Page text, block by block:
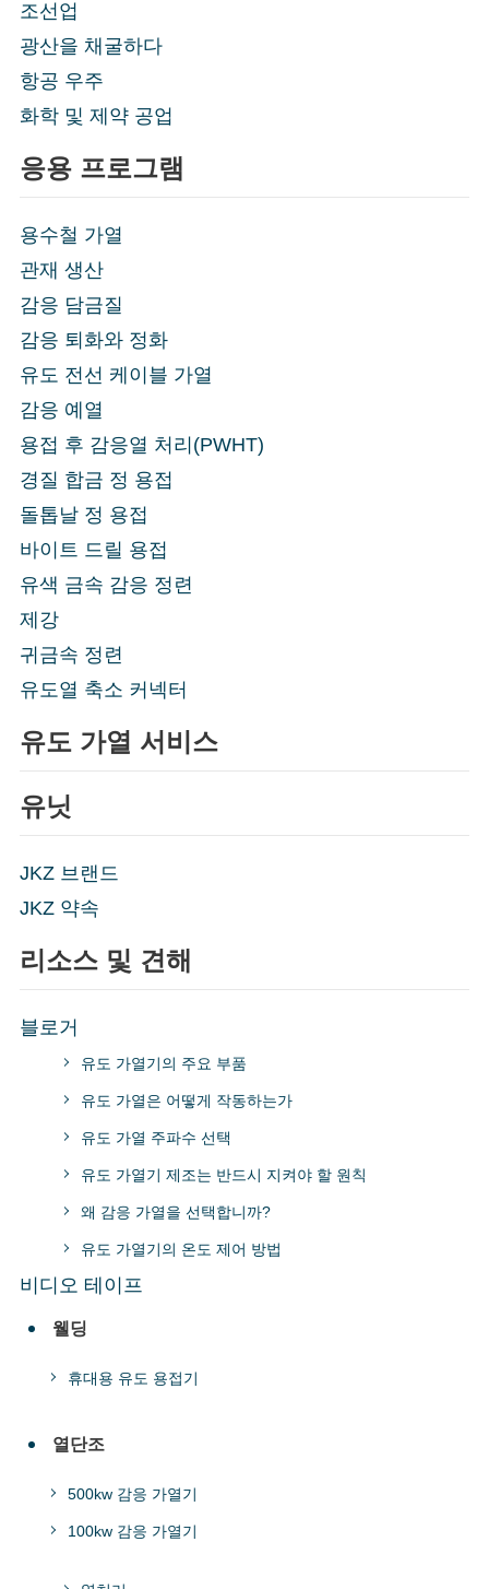
조선업
광산을 채굴하다
항공 우주
화학 및 제약 공업
응용 프로그램
용수철 가열
관재 생산
감응 담금질
감응 퇴화와 정화
유도 전선 케이블 가열
감응 예열
용접 후 감응열 처리(PWHT)
경질 합금 정 용접
돌톱날 정 용접
바이트 드릴 용접
유색 금속 감응 정련
제강
귀금속 정련
유도열 축소 커넥터
유도 가열 서비스
유닛
JKZ 브랜드
JKZ 약속
리소스 및 견해
블로거
유도 가열기의 주요 부품
유도 가열은 어떻게 작동하는가
유도 가열 주파수 선택
유도 가열기 제조는 반드시 지켜야 할 원칙
왜 감응 가열을 선택합니까?
유도 가열기의 온도 제어 방법
비디오 테이프
웰딩
휴대용 유도 용접기
열단조
500kw 감응 가열기
100kw 감응 가열기